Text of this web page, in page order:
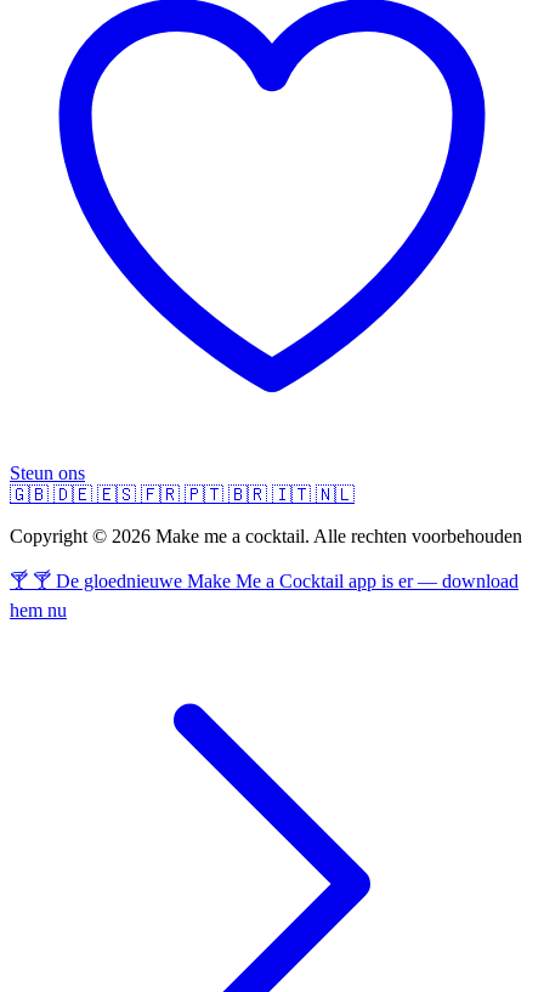
Steun ons
🇬🇧 🇩🇪 🇪🇸 🇫🇷 🇵🇹 🇧🇷 🇮🇹 🇳🇱
Copyright © 2026 Make me a cocktail. Alle rechten voorbehouden
🍸 🍸 De gloednieuwe Make Me a Cocktail app is er — download
hem nu